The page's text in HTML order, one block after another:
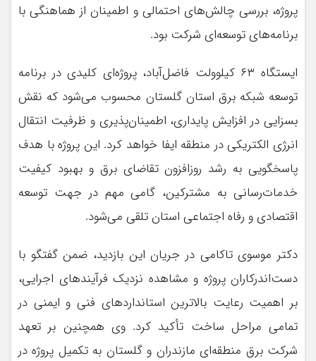
پروژه، بررسی چالش‌های احتمالی و اطمینان از هماهنگی با
برنامه‌های توسعه‌ای شرکت بود.
ایستگاه ۶۳ کیلوولت فاضل‌آباد، پروژه‌ای کلیدی در برنامه
توسعه شبکه برق استان گلستان محسوب می‌شود که نقش
بسزایی در افزایش پایداری، اطمینان‌پذیری و ظرفیت انتقال
انرژی الکتریکی در منطقه ایفا خواهد کرد. این پروژه با هدف
پاسخگویی به رشد روزافزون تقاضای برق و بهبود کیفیت
خدمات‌رسانی به مشترکین، گامی مهم در جهت توسعه
اقتصادی و رفاه اجتماعی استان تلقی می‌شود.
دکتر موسوی تاکامی در جریان این بازدید، ضمن گفتگو با
دست‌اندرکاران پروژه و مشاهده نزدیک فرآیندهای اجرایی،
بر اهمیت رعایت بالاترین استانداردهای فنی و ایمنی در
تمامی مراحل ساخت تأکید کرد. وی همچنین بر تعهد
شرکت برق منطقه‌ای مازندران و گلستان به تکمیل پروژه در